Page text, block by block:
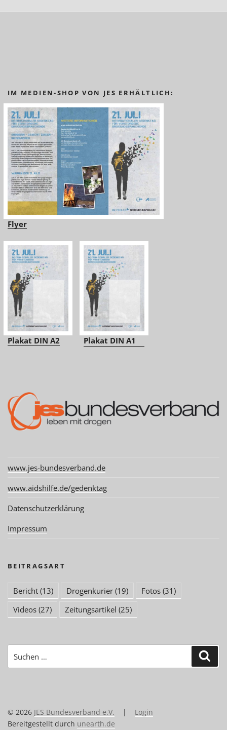
IM MEDIEN-SHOP VON JES ERHÄLTLICH:
Flyer
Plakat DIN A2 Plakat DIN A1
www.jes-bundesverband.de
www.aidshilfe.de/gedenktag
Datenschutzerklärung
Impressum
BEITRAGSART
Bericht (13) Drogenkurier (19) Fotos (31)
Videos (27) Zeitungsartikel (25)
nach:
© 2026 JES Bundesverband e.V. | Login
Bereitgestellt durch unearth.de